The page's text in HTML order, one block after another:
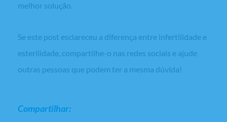
melhor solução.
Se este post esclareceu a diferença entre infertilidade e
esterilidade, compartilhe-o nas redes sociais e ajude
outras pessoas que podem ter a mesma dúvida!
Compartilhar: